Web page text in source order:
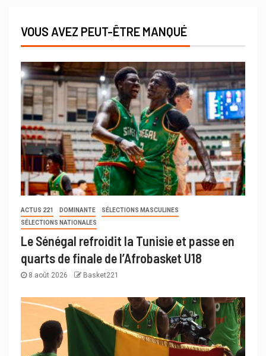
VOUS AVEZ PEUT-ÊTRE MANQUÉ
ACTUS 221 DOMINANTE
SÉLECTIONS MASCULINES
SÉLECTIONS NATIONALES
Le Sénégal refroidit la Tunisie et passe en
quarts de finale de l’Afrobasket U18
8 août 2026 Basket221